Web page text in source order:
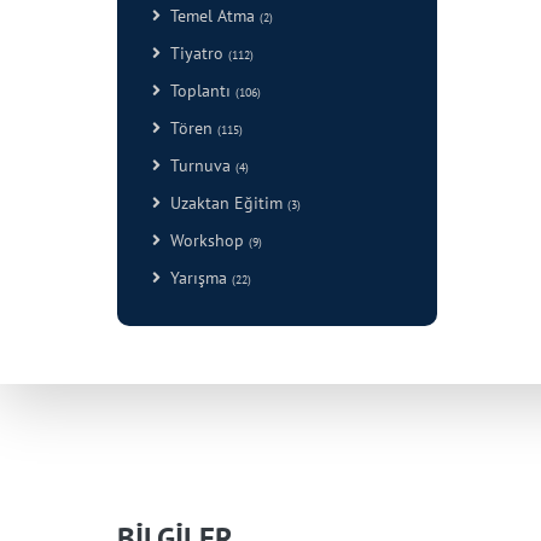
Temel Atma (2)
Tiyatro (112)
Toplantı (106)
Tören (115)
Turnuva (4)
Uzaktan Eğitim (3)
Workshop (9)
Yarışma (22)